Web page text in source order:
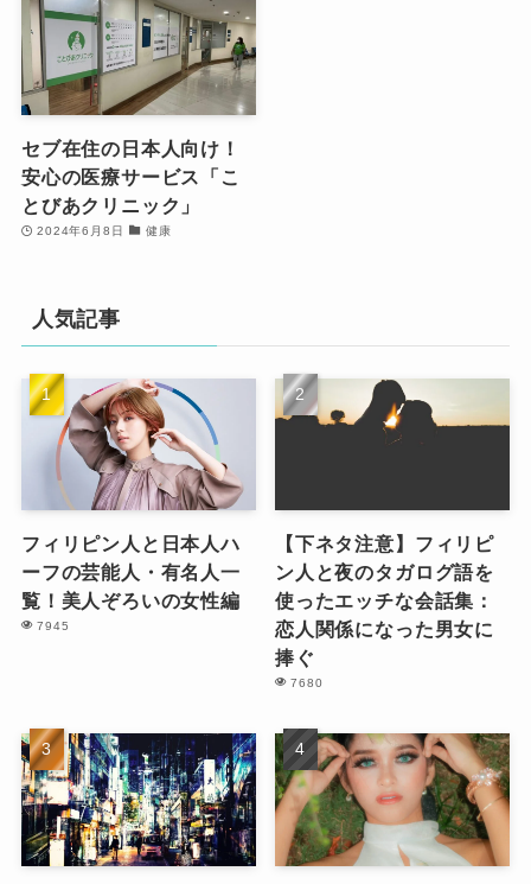
セブ在住の日本人向け！
安心の医療サービス「こ
とびあクリニック」
2024年6月8日 健康
人気記事
フィリピン人と日本人ハ
ーフの芸能人・有名人一
覧！美人ぞろいの女性編
7945
【下ネタ注意】フィリピ
ン人と夜のタガログ語を
使ったエッチな会話集：
恋人関係になった男女に
捧ぐ
7680